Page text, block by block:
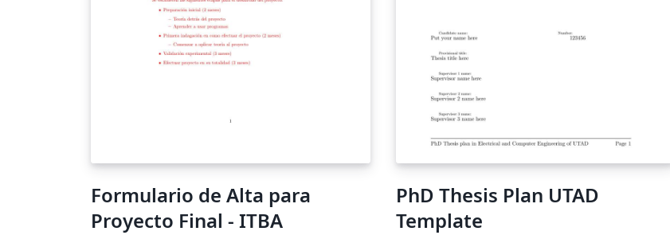
Formulario de Alta para
Proyecto Final - ITBA
PhD Thesis Plan UTAD
Template